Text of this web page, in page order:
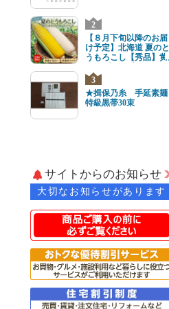
2
【８月下旬以降のお届
け予定】北海道 夏のと
うもろこし【秀品】黄
ズ3
★揖保乃糸 手延素麺
特級黒帯30束
サイトからのお知らせ
大切なお知らせがあります